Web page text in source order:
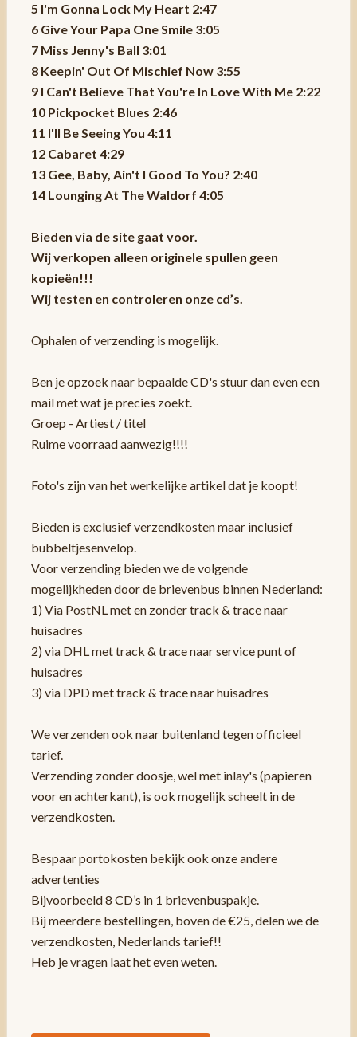
5 I'm Gonna Lock My Heart 2:47
6 Give Your Papa One Smile 3:05
7 Miss Jenny's Ball 3:01
8 Keepin' Out Of Mischief Now 3:55
9 I Can't Believe That You're In Love With Me 2:22
10 Pickpocket Blues 2:46
11 I'll Be Seeing You 4:11
12 Cabaret 4:29
13 Gee, Baby, Ain't I Good To You? 2:40
14 Lounging At The Waldorf 4:05
Bieden via de site gaat voor.
Wij verkopen alleen originele spullen geen
kopieën!!!
Wij testen en controleren onze cd’s.
Ophalen of verzending is mogelijk.
Ben je opzoek naar bepaalde CD's stuur dan even een
mail met wat je precies zoekt.
Groep - Artiest / titel
Ruime voorraad aanwezig!!!!
Foto's zijn van het werkelijke artikel dat je koopt!
Bieden is exclusief verzendkosten maar inclusief
bubbeltjesenvelop.
Voor verzending bieden we de volgende
mogelijkheden door de brievenbus binnen Nederland:
1) Via PostNL met en zonder track & trace naar
huisadres
2) via DHL met track & trace naar service punt of
huisadres
3) via DPD met track & trace naar huisadres
We verzenden ook naar buitenland tegen officieel
tarief.
Verzending zonder doosje, wel met inlay's (papieren
voor en achterkant), is ook mogelijk scheelt in de
verzendkosten.
Bespaar portokosten bekijk ook onze andere
advertenties
Bijvoorbeeld 8 CD’s in 1 brievenbuspakje.
Bij meerdere bestellingen, boven de €25, delen we de
verzendkosten, Nederlands tarief!!
Heb je vragen laat het even weten.